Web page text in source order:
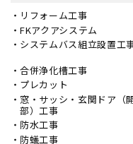
リフォーム工事
FKアクアシステム
システムバス組立設置工
合併浄化槽工事
プレカット
窓・サッシ・玄関ドア（
部）工事
防水工事
防蟻工事